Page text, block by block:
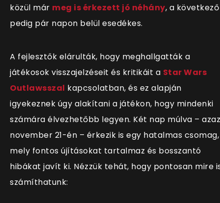
közül már meg is érkezett jó néhány, a következő
pedig pár napon belül esedékes.
A fejlesztők elárulták, hogy meghallgatták a
játékosok visszajelzéseit és kritikáit a Star Wars
Outlawsszal kapcsolatban, és ez alapján
igyekeznek úgy alakítani a játékon, hogy mindenki
számára élvezhetőbb legyen. Két nap múlva – azaz
november 21-én – érkezik is egy hatalmas csomag,
mely fontos újításokat tartalmaz és bosszantó
hibákat javít ki. Nézzük tehát, hogy pontosan mire
számíthatunk: